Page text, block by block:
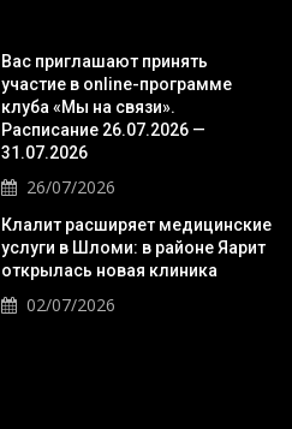
Вас приглашают принять
участие в online-программе
клуба «Мы на связи».
Расписание 26.07.2026 —
31.07.2026
26/07/2026
Клалит расширяет медицинские
услуги в Шломи: в районе Яарит
открылась новая клиника
02/07/2026